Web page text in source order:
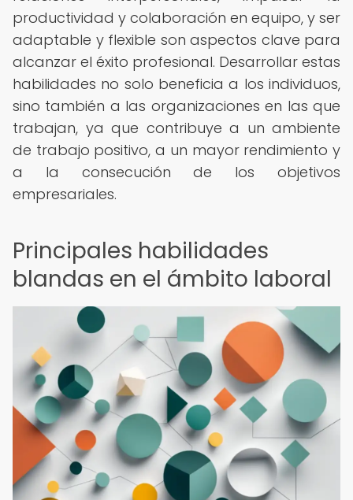
productividad y colaboración en equipo, y ser
adaptable y flexible son aspectos clave para
alcanzar el éxito profesional. Desarrollar estas
habilidades no solo beneficia a los individuos,
sino también a las organizaciones en las que
trabajan, ya que contribuye a un ambiente
de trabajo positivo, a un mayor rendimiento y
a la consecución de los objetivos
empresariales.
Principales habilidades
blandas en el ámbito laboral